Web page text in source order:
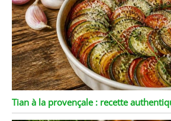
Tian à la provençale : recette